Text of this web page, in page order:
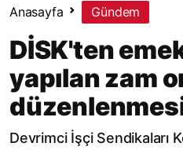
Anasayfa Gündem
DİSK'ten
yapılan zam
Devrimci İşçi Sendikaları